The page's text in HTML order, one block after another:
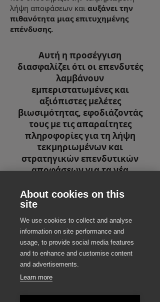
λήψη αποφάσεων και αυξάνει την
πιθανότητα μιας επιτυχημένης
επένδυσης.
Αυτή η προσέγγιση
διασφαλίζει ότι οι επενδυτές
λαμβάνουν
εμπεριστατωμένες και
αξιόπιστες μελέτες
βιωσιμότητας, εφοδιάζοντάς
τους με τις απαραίτητες
πληροφορίες για τη λήψη
τεκμηριωμένων και
στρατηγικών επενδυτικών
αποφάσεων για τα νέα
«Βεβαιωθείτε ότι το έργο του
ξενοδοχείου σας αναπτύσσεται
σε σταθερό έδαφος με τις
ολοκληρωμένες μελέτες
βιωσιμότητας του Destsetters.
About cookies on this
site
We use cookies to collect and analyse
information on site performance and
usage, to provide social media features
and to enhance and customise content
and advertisements.
Learn more